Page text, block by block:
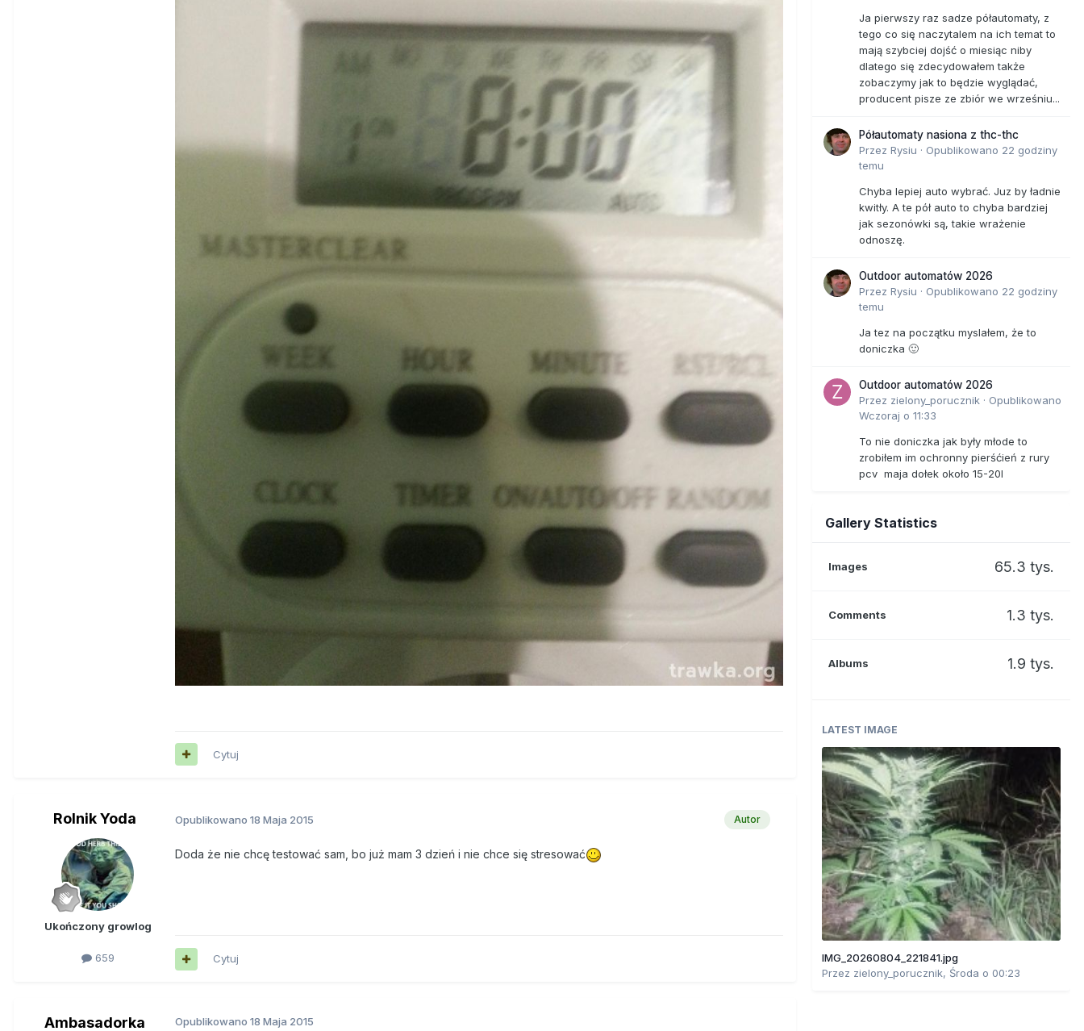
Cytuj
Rolnik Yoda
Ukończony growlog
659
Autor
Opublikowano 18 Maja 2015
Doda że nie chcę testować sam, bo już mam 3 dzień i nie chce się stresować
Cytuj
Ambasadorka Opublikowano 18 Maja 2015
Ja pierwszy raz sadze półautomaty, z
tego co się naczytalem na ich temat to
mają szybciej dojść o miesiąc niby
dlatego się zdecydowałem także
zobaczymy jak to będzie wyglądać,
producent pisze ze zbiór we wrześniu...
Półautomaty nasiona z thc-thc
Przez Rysiu · Opublikowano 22 godziny
temu
Chyba lepiej auto wybrać. Juz by ładnie
kwitły. A te pół auto to chyba bardziej
jak sezonówki są, takie wrażenie
odnoszę.
Outdoor automatów 2026
Przez Rysiu · Opublikowano 22 godziny
temu
Ja tez na początku myslałem, że to
doniczka 🙂
Outdoor automatów 2026
Przez zielony_porucznik · Opublikowano
Wczoraj o 11:33
To nie doniczka jak były młode to
zrobiłem im ochronny pierśćień z rury
pcv maja dołek około 15-20l
Gallery Statistics
Images 65.3 tys.
Comments 1.3 tys.
Albums 1.9 tys.
LATEST IMAGE
IMG_20260804_221841.jpg
Przez zielony_porucznik, Środa o 00:23